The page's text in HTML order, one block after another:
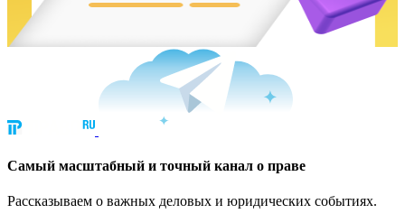
Cамый масштабный и точный канал о праве
Рассказываем о важных деловых и юридических событиях.